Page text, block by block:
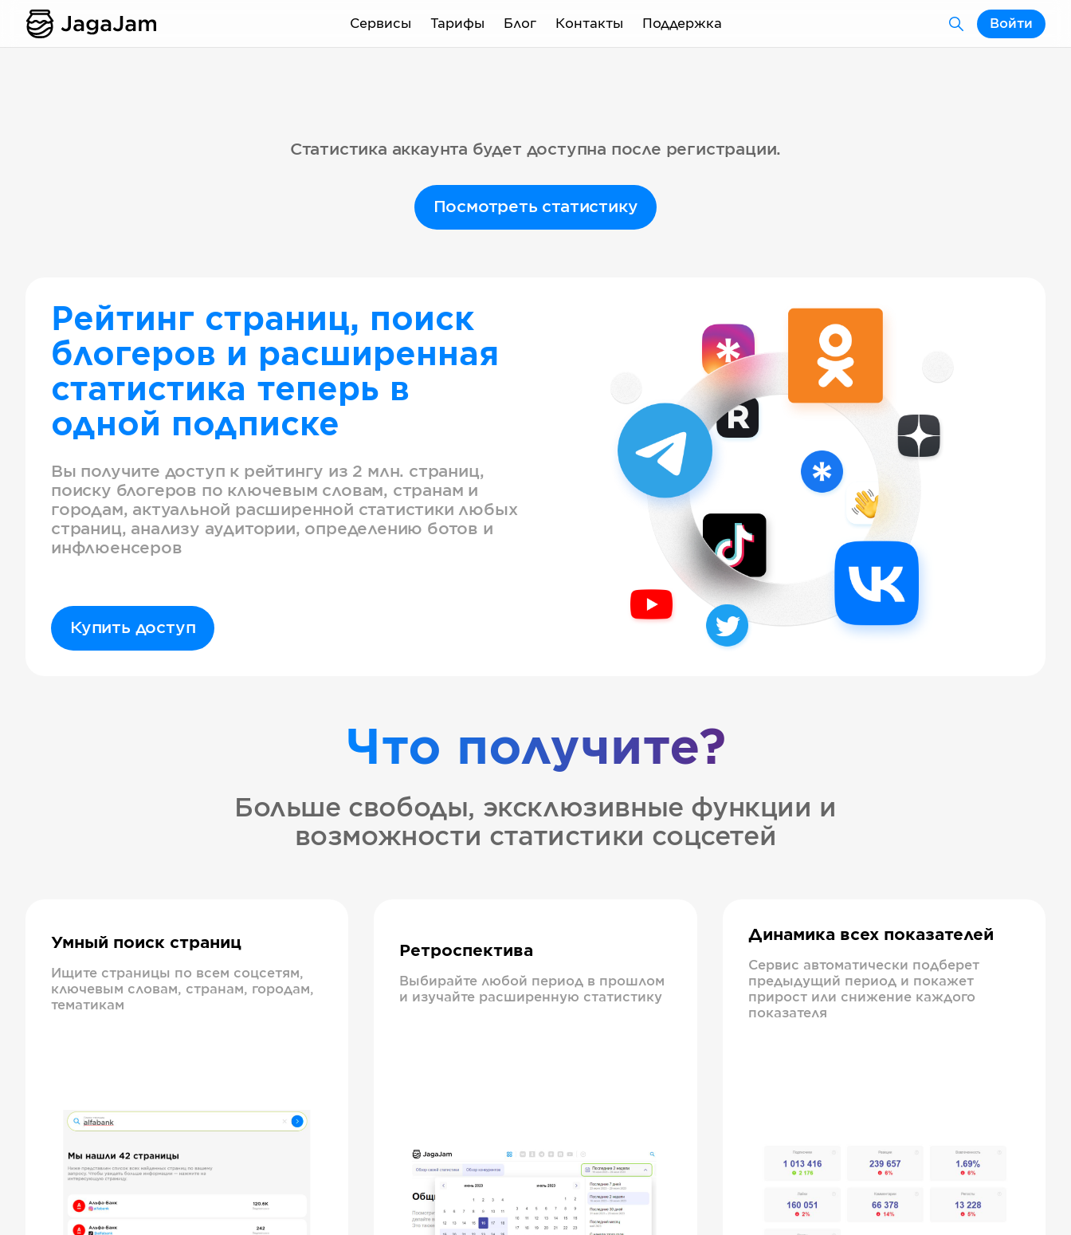
Сервисы Тарифы Блог Контакты Поддержка Войти
Статистика аккаунта будет доступна после регистрации.
Посмотреть статистику
Рейтинг страниц, поиск
блогеров и расширенная
статистика теперь в
одной подписке
Вы получите доступ к рейтингу из 2 млн. страниц,
поиску блогеров по ключевым словам, странам и
городам, актуальной расширенной статистики любых
страниц, анализу аудитории, определению ботов и
инфлюенсеров
Купить доступ
Что получите?
Больше свободы, эксклюзивные функции и
возможности статистики соцсетей
Умный поиск страниц
Ищите страницы по всем соцсетям,
ключевым словам, странам, городам,
тематикам
Ретроспектива
Выбирайте любой период в прошлом
и изучайте расширенную статистику
Динамика всех показателей
Сервис автоматически подберет
предыдущий период и покажет
прирост или снижение каждого
показателя